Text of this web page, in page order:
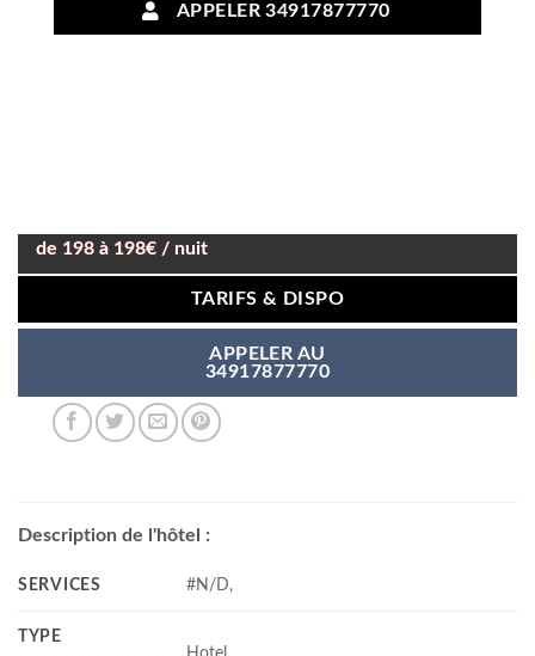
APPELER 34917877770
de 198 à 198€ / nuit
TARIFS & DISPO
APPELER AU
34917877770
Description de l'hôtel :
SERVICES #N/D,
TYPE